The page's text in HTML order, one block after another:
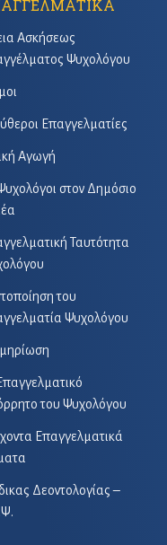
Ασκήσεως
Ψυχολόγου
Επαγγελματίες
Αγωγή
στον Δημόσιο
Ταυτότητα
του
Ψυχολόγου
του Ψυχολόγου
Επαγγελματικά
Δεοντολογίας –